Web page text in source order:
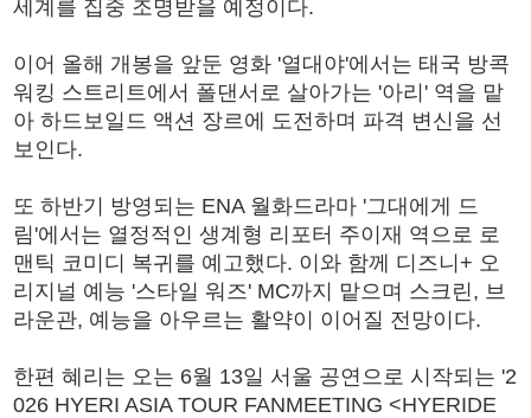
세계를 집중 조명받을 예정이다.
이어 올해 개봉을 앞둔 영화 '열대야'에서는 태국 방콕
워킹 스트리트에서 폴댄서로 살아가는 '아리' 역을 맡
아 하드보일드 액션 장르에 도전하며 파격 변신을 선
보인다.
또 하반기 방영되는 ENA 월화드라마 '그대에게 드
림'에서는 열정적인 생계형 리포터 주이재 역으로 로
맨틱 코미디 복귀를 예고했다. 이와 함께 디즈니+ 오
리지널 예능 '스타일 워즈' MC까지 맡으며 스크린, 브
라운관, 예능을 아우르는 활약이 이어질 전망이다.
한편 혜리는 오는 6월 13일 서울 공연으로 시작되는 '2
026 HYERI ASIA TOUR FANMEETING <HYERIDE